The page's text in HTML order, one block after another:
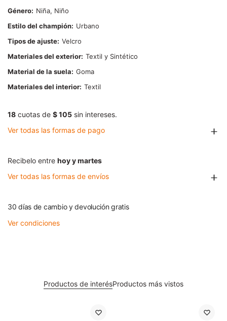
Género
Niña, Niño
Estilo del champión
Urbano
Tipos de ajuste Velcro
Materiales del exterior Textil y Sintético
Material de la suela
Goma
Materiales del interior Textil
18 cuotas de $ 105 sin intereses.
Ver todas las formas de pago
Recibelo entre hoy y martes
Ver todas las formas de envíos
30 días de cambio y devolución gratis
Ver condiciones
Productos de interésProductos más vistos